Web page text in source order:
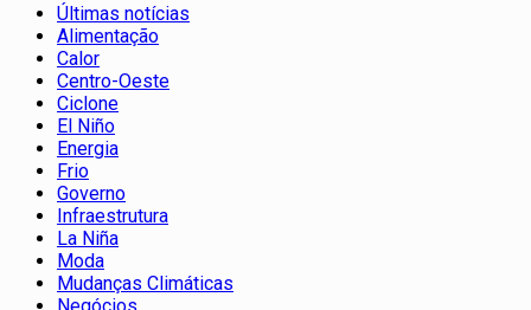
Últimas notícias
Alimentação
Calor
Centro-Oeste
Ciclone
El Niño
Energia
Frio
Governo
Infraestrutura
La Niña
Moda
Mudanças Climáticas